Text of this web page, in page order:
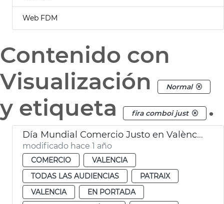
Web FDM
Contenido con
Visualización
Normal
y etiqueta fira comboi just .
Día Mundial Comercio Justo en València
modificado hace 1 año
COMERCIO
VALENCIA
TODAS LAS AUDIENCIAS
PATRAIX
VALENCIA
EN PORTADA